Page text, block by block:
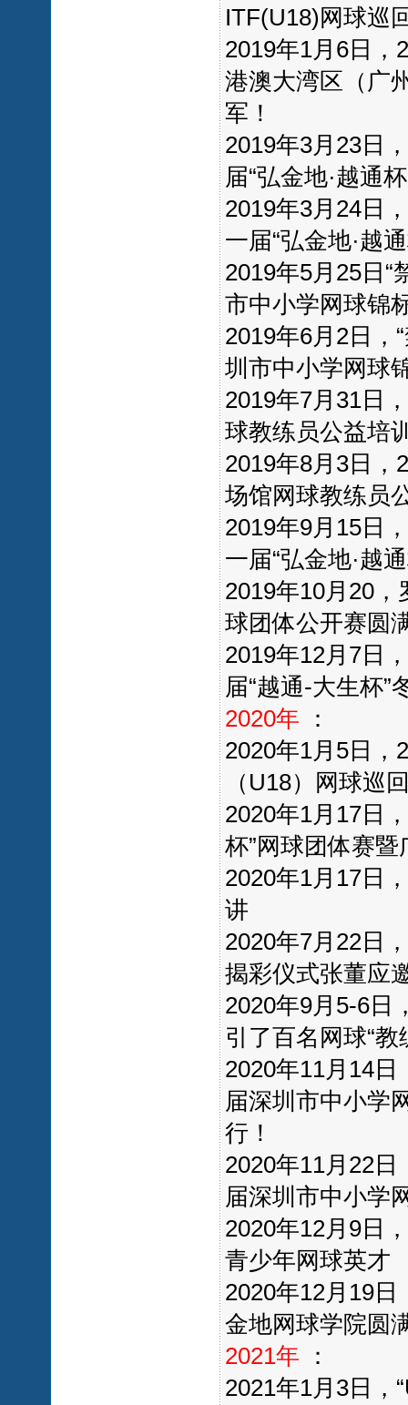
ITF(U18)网球巡
2019年1月6日，
港澳大湾区（广
军！
2019年3月23日
届“弘金地·越通
2019年3月24日
一届“弘金地·越
2019年5月25日“
市中小学网球锦
2019年6月2日，
圳市中小学网球
2019年7月31日
球教练员公益培
2019年8月3日，
场馆网球教练员
2019年9月15日
一届“弘金地·越
2019年10月20
球团体公开赛圆
2019年12月7日
届“越通-大生杯”
2020年
：
2020年1月5日，
（U18）网球巡
2020年1月17日
杯”网球团体赛
2020年1月17日
讲
2020年7月22日
揭彩仪式张董应
2020年9月5-6日
引了百名网球“教
2020年11月14日
届深圳市中小学
行！
2020年11月22
届深圳市中小学
2020年12月9日
青少年网球英才
2020年12月19
金地网球学院圆
2021年
：
2021年1月3日，